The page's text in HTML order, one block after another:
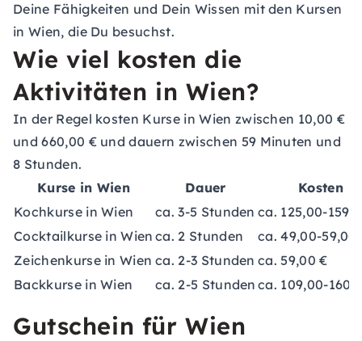
Deine Fähigkeiten und Dein Wissen mit den Kursen
in Wien, die Du besuchst.
Wie viel kosten die
Aktivitäten in Wien?
In der Regel kosten Kurse in Wien zwischen 10,00 €
und 660,00 € und dauern zwischen 59 Minuten und
8 Stunden.
Kurse in Wien
Dauer
Kosten
Kochkurse in Wien
ca. 3-5 Stunden ca. 125,00-
Cocktailkurse in Wien ca. 2 Stunden
ca. 49,00-
Zeichenkurse in Wien ca. 2-3 Stunden ca. 59,00 €
Backkurse in Wien
ca. 2-5 Stunden ca. 109,00-
Gutschein für Wien